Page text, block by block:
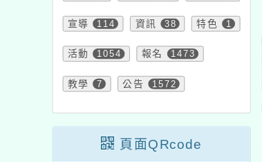
宣導 114 資訊 38 特色 1
活動 1054 報名 1473
教學 7 公告 1572
頁面QRcode
事業基金會辦
英聽王